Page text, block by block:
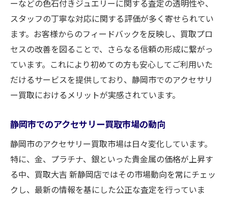
トレンドを意識した査定のポイント
色石付きジュエリーの買取で注意すべきポイン
ト
色石の評価基準とその重要性
ダイヤモンド以外の石の扱い方
色石が持つ特別な価値を見極める方法
える影響
希少性と人気度が価格に与える影響
専門店での査定がおすすめな理由
初めてのアクセサリー買取体験を安心にするた
めのアドバイス
ーなどの色石付きジュエリーに関する査定の透明性や、
スタッフの丁寧な対応に関する評価が多く寄せられてい
ます。お客様からのフィードバックを反映し、買取プロ
セスの改善を図ることで、さらなる信頼の形成に繋がっ
ています。これにより初めての方も安心してご利用いた
だけるサービスを提供しており、静岡市でのアクセサリ
ー買取におけるメリットが実感されています。
静岡市でのアクセサリー買取市場の動向
静岡市のアクセサリー買取市場は日々変化しています。
特に、金、プラチナ、銀といった貴金属の価格が上昇す
る中、買取大吉 新静岡店ではその市場動向を常にチェッ
クし、最新の情報を基にした公正な査定を行っていま